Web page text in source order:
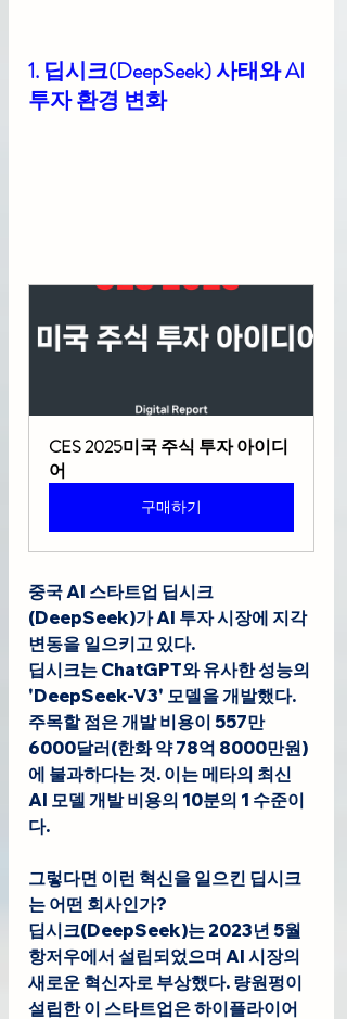
1. 딥시크(DeepSeek) 사태와 AI
투자 환경 변화
CES 2025미국 주식 투자 아이디
어
구매하기
중국 AI 스타트업 딥시크
(DeepSeek)가 AI 투자 시장에 지각
변동을 일으키고 있다.
딥시크는 ChatGPT와 유사한 성능의
'DeepSeek-V3' 모델을 개발했다.
주목할 점은 개발 비용이 557만
6000달러(한화 약 78억 8000만원)
에 불과하다는 것. 이는 메타의 최신
AI 모델 개발 비용의 10분의 1 수준이
다.
그렇다면 이런 혁신을 일으킨 딥시크
는 어떤 회사인가?
딥시크(DeepSeek)는 2023년 5월
항저우에서 설립되었으며 AI 시장의
새로운 혁신자로 부상했다. 량원펑이
설립한 이 스타트업은 하이플라이어